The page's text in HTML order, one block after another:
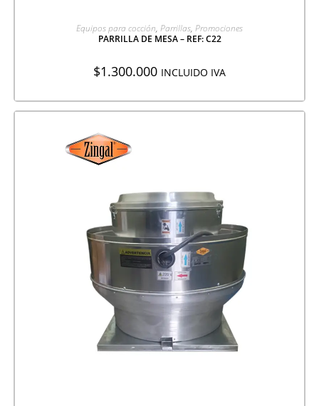
AGREGAR A COTIZACIÓN
Equipos para cocción, Parrillas, Promociones
PARRILLA DE MESA – REF: C22
$1.300.000 INCLUIDO IVA